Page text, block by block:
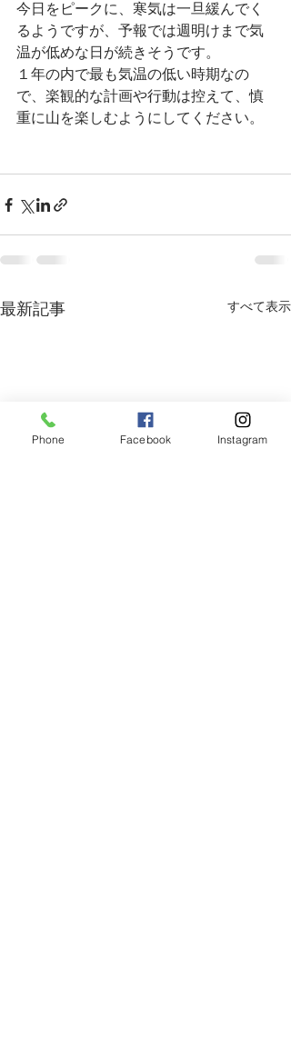
今日をピークに、寒気は一旦緩んでく
るようですが、予報では週明けまで気
温が低めな日が続きそうです。
１年の内で最も気温の低い時期なの
で、楽観的な計画や行動は控えて、慎
重に山を楽しむようにしてください。
最新記事 すべて表示
Phone Facebook Instagram